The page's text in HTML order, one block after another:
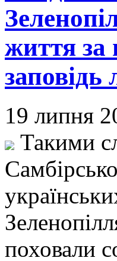
життя за
заповідь
19 липня
Такими
поховали